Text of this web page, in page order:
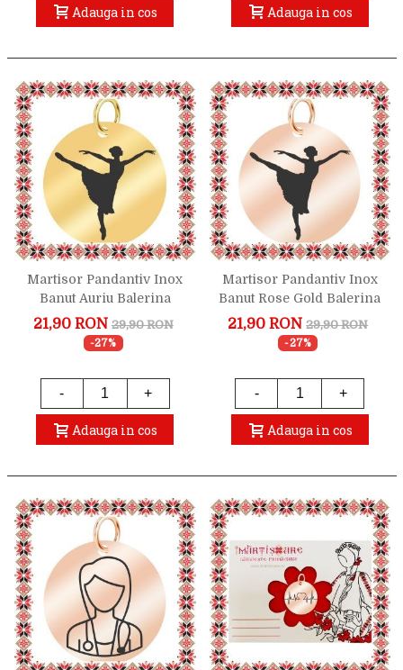
Adauga in cos Adauga in cos
Martisor Pandantiv Inox
Banut Auriu Balerina
21,90 RON 29,90 RON
-27%
- +
Adauga in cos
Martisor Pandantiv Inox
Banut Rose Gold Balerina
21,90 RON 29,90 RON
-27%
- +
Adauga in cos